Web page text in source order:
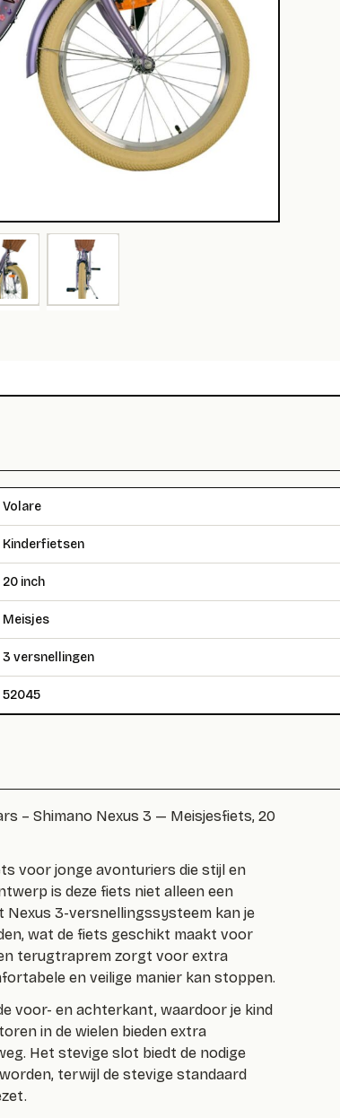
Volare
Kinderfietsen
20 inch
Meisjes
3 versnellingen
52045
– Shimano Nexus 3 — Meisjesfiets, 20
voor jonge avonturiers die stijl en
is deze fiets niet alleen een
Nexus 3-versnellingssysteem kan je
wat de fiets geschikt maakt voor
terugtraprem zorgt voor extra
en veilige manier kan stoppen.
voor- en achterkant, waardoor je kind
in de wielen bieden extra
Het stevige slot biedt de nodige
terwijl de stevige standaard